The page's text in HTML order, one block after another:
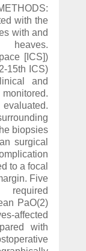
with the
with and
[ICS])
15th ICS)
and
evaluated.
biopsies
surgical
to a focal
Five
PaO(2)
affected
with